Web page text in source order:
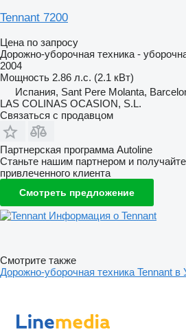
Tennant 7200
Цена по запросу
Дорожно-уборочная техника -
2004
Мощность 2.86 л.с. (2.1 кВт)
Испания, Sant Pere Molanta,
LAS COLINAS OCASION, S.L.
Связаться с продавцом
Партнерская программа Autoline
Станьте нашим партнером и
привлеченного клиента
Смотреть предложение
Информация о Tennant
Смотрите также
Дорожно-уборочная техника Tennant в